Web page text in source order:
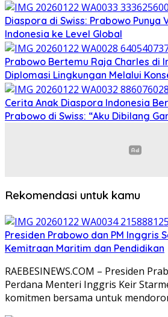
Diaspora di Swiss: Prabowo Punya
Indonesia ke Level Global
Prabowo Bertemu Raja Charles di
Diplomasi Lingkungan Melalui
Cerita Anak Diaspora Indonesia
Prabowo di Swiss: “Aku Dibilang
Rekomendasi untuk kamu
Presiden Prabowo dan PM Inggris
Kemitraan Maritim dan Pendidikan
RAEBESINEWS.COM – Presiden
Perdana Menteri Inggris Keir
komitmen bersama untuk